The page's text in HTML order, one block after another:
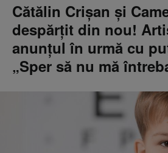
Cătălin Crișan și
despărțit din nou!
anunțul în urmă cu
„Sper să nu mă